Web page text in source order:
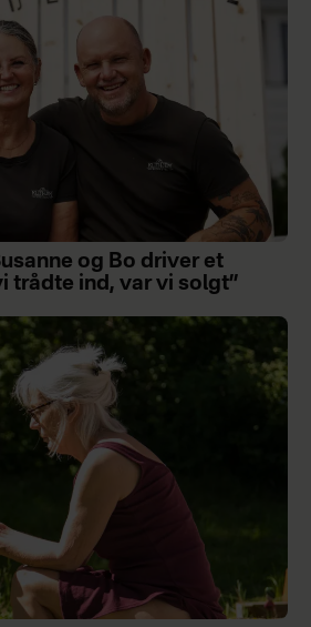
og Bo driver et
trådte ind, var vi solgt”